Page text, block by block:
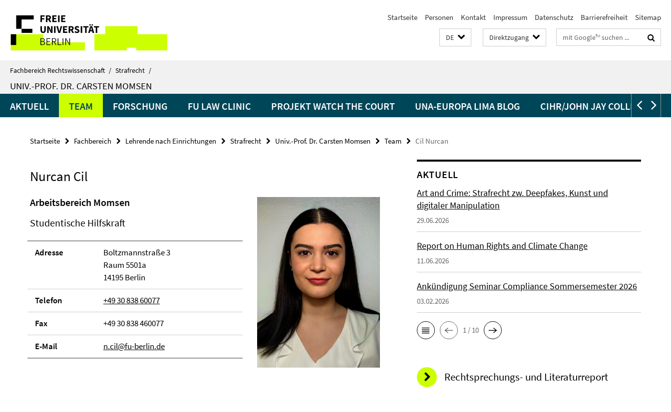
direkt
Inhalt
Service-
Navigation
Startseite Personen Kontakt Impressum Datenschutz Barrierefreiheit Sitemap
DE Direktzugang Suchbegriffe
Fachbereich Rechtswissenschaft / Strafrecht /
UNIV.-PROF. DR. CARSTEN MOMSEN
AKTUELL TEAM FORSCHUNG FU LAW CLINIC PROJEKT WATCH THE COURT UNA-EUROPA LIMA BLOG CIHR/JOHN JAY COLLEGE/
Startseite Fachbereich Lehrende nach Einrichtungen Strafrecht Univ.-Prof. Dr. Carsten Momsen Team Cil Nurcan
Nurcan Cil
Arbeitsbereich Momsen
Studentische Hilfskraft
Adresse
Boltzmannstraße 3
Raum 5501a
14195 Berlin
Telefon +49 30 838 60077
Fax +49 30 838 460077
E-Mail n.cil@fu-berlin.de
AKTUELL
Art and Crime: Strafrecht zw. Deepfakes, Kunst und
digitaler Manipulation
29.06.2026
Report on Human Rights and Climate Change
11.06.2026
Ankündigung Seminar Compliance Sommersemester 2026
03.02.2026
1 / 10
Rechtsprechungs- und Literaturreport